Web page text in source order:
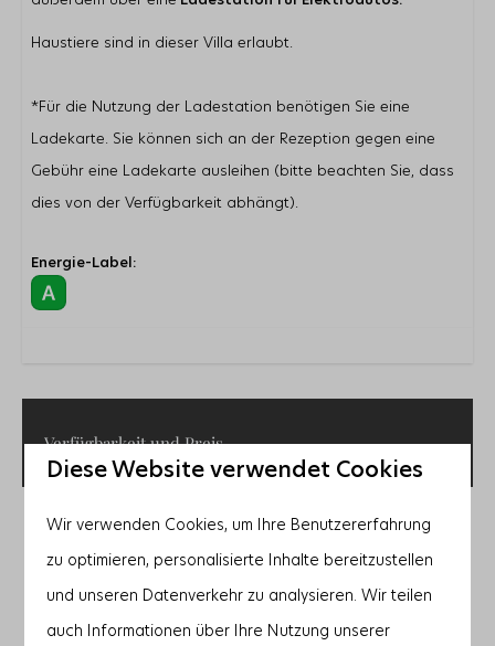
Haustiere sind in dieser Villa erlaubt.
*Für die Nutzung der Ladestation benötigen Sie eine
Ladekarte. Sie können sich an der Rezeption gegen eine
Gebühr eine Ladekarte ausleihen (bitte beachten Sie, dass
dies von der Verfügbarkeit abhängt).
Energie-Label:
Verfügbarkeit und Preis
2 Gäste
Fr 28-08-2026 So 30-08-2026
Do
Fr
Diese Website verwendet Cookies
Wir verwenden Cookies, um Ihre Benutzererfahrung
zu optimieren, personalisierte Inhalte bereitzustellen
und unseren Datenverkehr zu analysieren. Wir teilen
auch Informationen über Ihre Nutzung unserer